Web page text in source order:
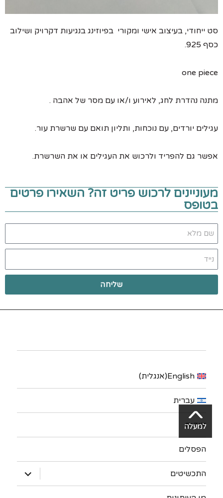
סט ייחודי, בעיצוב אישי ומקורי בפיוזינג בנגיעות דקרויק ושילוב
כסף 925.
one piece
מתנה נהדרת לחג, לאירוע ו/או עם מסר של אהבה .
עגילים יורדים, עם נוכחות, ותליון תואם עם שרשרת עור.
אפשר גם להפריד ולרכוש את העגילים או את השרשרת.
מעוניינים לרכוש פריט זה? השאירו פרטים
בטופס
שליחה
English
(אנגלית)
עברית
אודות
הפסלים
התכשיטים